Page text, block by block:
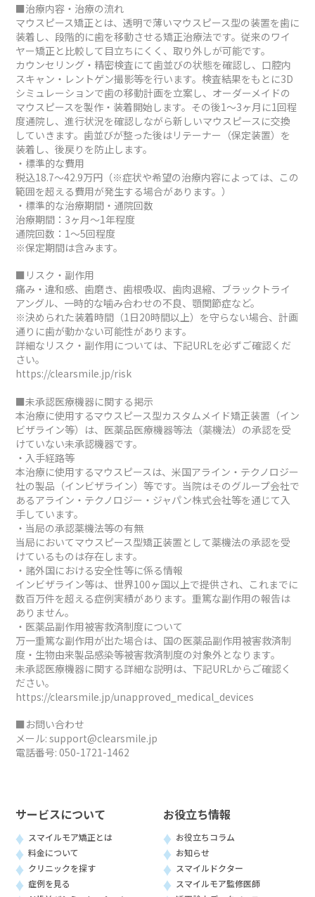
■治療内容・治療の流れ
マウスピース矯正とは、透明で薄いマウスピース型の装置を歯に
装着し、段階的に歯を移動させる矯正治療法です。従来のワイ
ヤー矯正と比較して目立ちにくく、取り外しが可能です。
カウンセリング・精密検査にて歯並びの状態を確認し、口腔内
スキャン・レントゲン撮影等を行います。検査結果をもとに3D
シミュレーションで歯の移動計画を立案し、オーダーメイドの
マウスピースを製作・装着開始します。その後1～3ヶ月に1回程
度通院し、進行状況を確認しながら新しいマウスピースに交換
していきます。歯並びが整った後はリテーナー（保定装置）を
装着し、後戻りを防止します。
・標準的な費用
税込18.7～42.9万円（※症状や希望の治療内容によっては、この
範囲を超える費用が発生する場合があります。）
・標準的な治療期間・通院回数
治療期間：3ヶ月～1年程度
通院回数：1～5回程度
※保定期間は含みます。
■リスク・副作用
痛み・違和感、歯磨き、歯根吸収、歯肉退縮、ブラックトライ
アングル、一時的な噛み合わせの不良、顎関節症など。
※決められた装着時間（1日20時間以上）を守らない場合、計画
通りに歯が動かない可能性があります。
詳細なリスク・副作用については、下記URLを必ずご確認くだ
さい。
https://clearsmile.jp/risk
■未承認医療機器に関する掲示
本治療に使用するマウスピース型カスタムメイド矯正装置（イン
ビザライン等）は、医薬品医療機器等法（薬機法）の承認を受
けていない未承認機器です。
・入手経路等
本治療に使用するマウスピースは、米国アライン・テクノロジー
社の製品（インビザライン）等です。当院はそのグループ会社で
あるアライン・テクノロジー・ジャパン株式会社等を通じて入
手しています。
・当局の承認薬機法等の有無
当局においてマウスピース型矯正装置として薬機法の承認を受
けているものは存在します。
・諸外国における安全性等に係る情報
インビザライン等は、世界100ヶ国以上で提供され、これまでに
数百万件を超える症例実績があります。重篤な副作用の報告は
ありません。
・医薬品副作用被害救済制度について
万一重篤な副作用が出た場合は、国の医薬品副作用被害救済制
度・生物由来製品感染等被害救済制度の対象外となります。
未承認医療機器に関する詳細な説明は、下記URLからご確認く
ださい。
https://clearsmile.jp/unapproved_medical_devices
■お問い合わせ
メール: support@clearsmile.jp
電話番号: 050-1721-1462
サービスについて
スマイルモア矯正とは
料金について
クリニックを探す
症例を見る
お役立ち情報
お役立ちコラム
お知らせ
スマイルドクター
スマイルモア監修医師